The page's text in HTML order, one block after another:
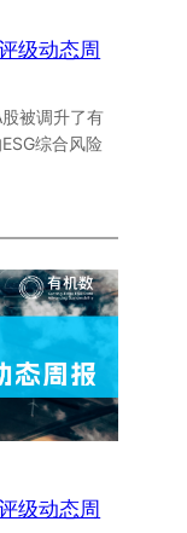
级动态周
被调升了有
综合风险
级动态周